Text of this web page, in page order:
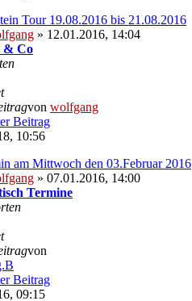
Tour 19.08.2016 bis 21.08.2016
» 12.01.2016, 14:04
& Co
von wolfgang
10:56
am Mittwoch den 03.Februar 2016
» 07.01.2016, 14:00
Termine
von
09:15